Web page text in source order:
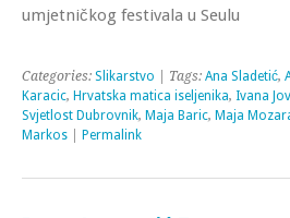
umjetničkog festivala u Seulu
Categories: Slikarstvo | Tags: Ana Sladetić,
Karacic, Hrvatska matica iseljenika, Ivana
Svjetlost Dubrovnik, Maja Baric, Maja
Markos
Permalink